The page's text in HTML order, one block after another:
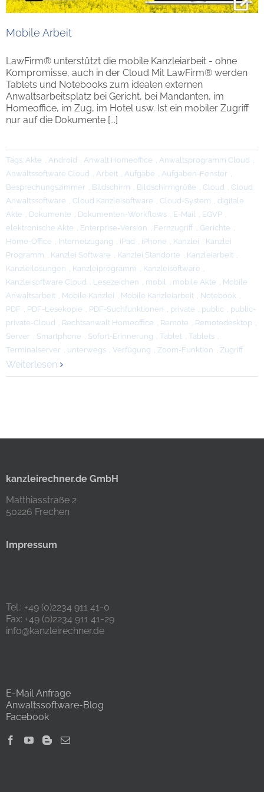
Mobile Arbeit
LawFirm® unterstützt die mobile Kanzleiarbeit - ohne
Kompromisse, auch in der Cloud Mit LawFirm® werden
Tablets und Notebooks zum idealen externen
Anwaltsarbeitsplatz bei Gericht, bei Mandanten, im
Homeoffice, im Zug, im Hotel usw. Ist ein mobiler Zugriff
nur auf die Dokumente [...]
Tags: Akte , Android , Anwalt Homeoffice , Anwaltsprogramm Cloud ,
Anwaltssoftware Cloud , Arbeit , Aufgabe , Aufgaben-Fenster ,
Besprechungszimmer , Bildschirm , Bildschirmgröße , Cloud , Cloud
Anwaltssoftware , Cloud Kanzleisoftware , Cloud-System , digitale
Akte , Dokumente , Dokumenten-Workflows , E-Mail , EGVP ,
elektronische Akte , Enterprise-Version , Fernzugriff , Gerichte ,
Home-Office , Internetzugang , iPad , iPhone , Kanzlei , Kanzlei
Programm , Kanzlei Software , Kanzlei Standorte , Kanzleiarbeit ,
Kanzleilösungen , Kanzleiprogramm , Kanzleisoftware ,
Kanzleisoftware Cloud , Lesezeichen , mobil , mobile Akte , Mobile
Anwaltsarbeit , Mobile Kanzlei , Mobile Kanzleiarbeit , Notebook ,
PDF , PDF-Lesekopie , PDF-Suchfunktionen , private , public , public-
private-Cloud , Rechtsanwalt Homeoffice , Remote , Remotedesktop ,
Server , Smartphone , Sofort-Erinnerung , Tablet , Tablets ,
Terminalserver , unterwegs , Verfügung , Zoom-Funktion , Zugriff
Weiterlesen
kanzleirechner.de GmbH
Matthiasstraße 2
50226 Frechen
Impressum
Tel.: +49 (0)2234 911 41-0
Fax: +49 (0)2234 911 41-29
info@kanzleirechner.de
E-Mail Anfrage
Anwaltssoftware-Blog
Facebook